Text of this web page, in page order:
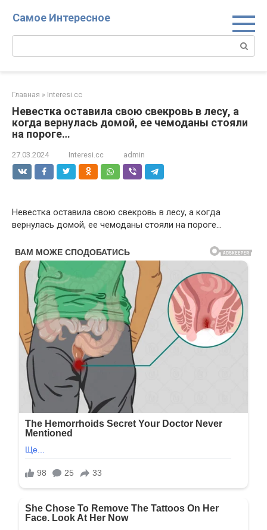
Самое Интересное
Поиск:
Главная » Interesi.cc
Невестка оставила свою свекровь в лесу, а
когда вернулась домой, ее чемоданы стояли
на пороге…
27.03.2024 Interesi.cc admin
Невестка оставила свою свекровь в лесу, а когда
вернулась домой, ее чемоданы стояли на пороге…